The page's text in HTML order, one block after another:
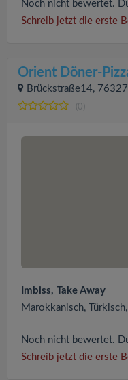
Noch nicht bewertet.
Schreib jetzt die erste
Orient Döner-
Brückstraße14,
(0)
Imbiss, Take Away
Marokkanisch,
Noch nicht bewertet.
Schreib jetzt die erste